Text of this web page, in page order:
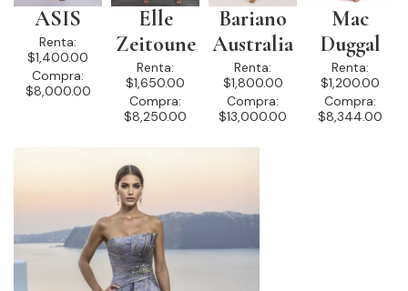
ASIS
Renta:
$1,400.00
Compra:
$8,000.00
Elle
Zeitoune
Renta:
$1,650.00
Compra:
$8,250.00
Bariano
Australia
Renta:
$1,800.00
Compra:
$13,000.00
Mac
Duggal
Renta:
$1,200.00
Compra:
$8,344.00